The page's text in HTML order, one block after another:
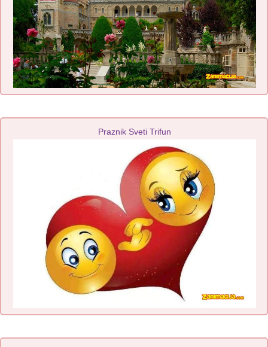
Praznik Sveti Trifun